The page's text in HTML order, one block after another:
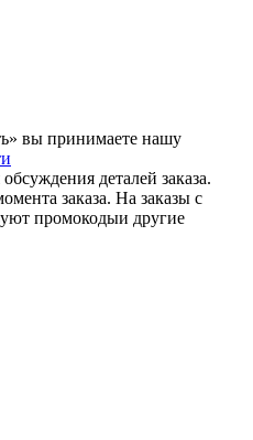
вы принимаете нашу
деталей заказа.
заказа. На заказы с
промокодыи другие